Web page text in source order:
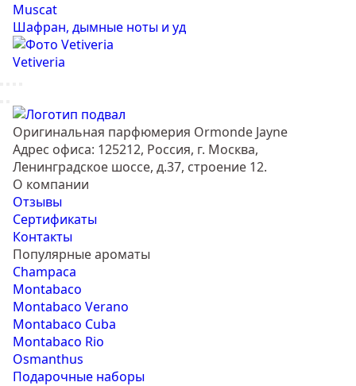
Muscat
Шафран, дымные ноты и уд
Vetiveria
Оригинальная парфюмерия Ormonde Jayne
Адрес офиса: 125212, Россия, г. Москва,
Ленинградское шоссе, д.37, строение 12.
О компании
Отзывы
Сертификаты
Контакты
Популярные ароматы
Champaca
Montabaco
Montabaco Verano
Montabaco Cuba
Montabaco Rio
Osmanthus
Подарочные наборы